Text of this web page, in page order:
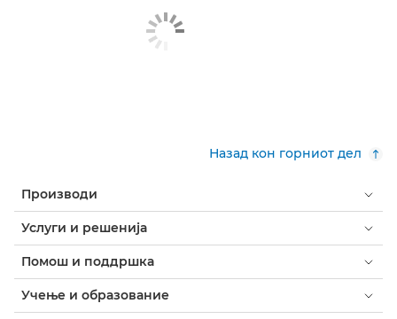
Назад кон горниот дел
Производи
Услуги и решенија
Помош и поддршка
Учење и образование